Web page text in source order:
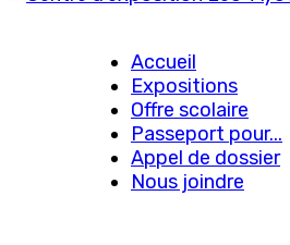
Accueil
Expositions
Offre scolaire
Passeport pour...
Appel de dossier
Nous joindre